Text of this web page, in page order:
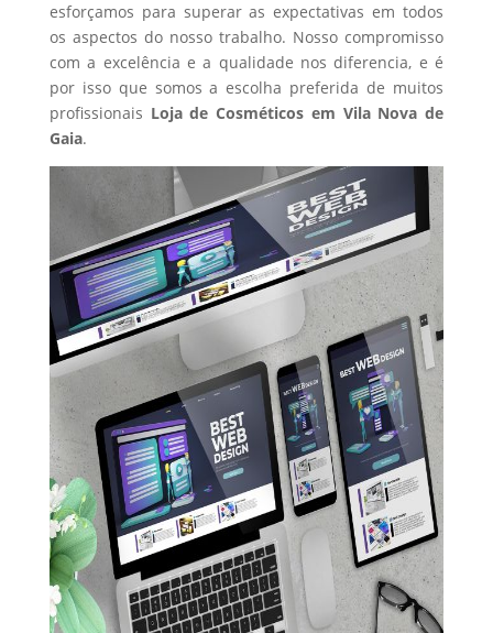
esforçamos para superar as expectativas em todos
os aspectos do nosso trabalho. Nosso compromisso
com a excelência e a qualidade nos diferencia, e é
por isso que somos a escolha preferida de muitos
profissionais Loja de Cosméticos em Vila Nova de
Gaia.